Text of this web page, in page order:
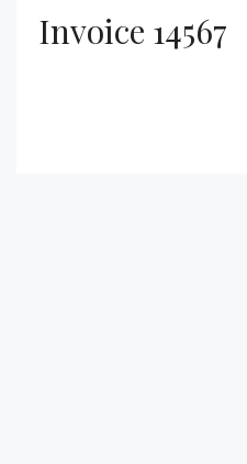
Invoice 14567